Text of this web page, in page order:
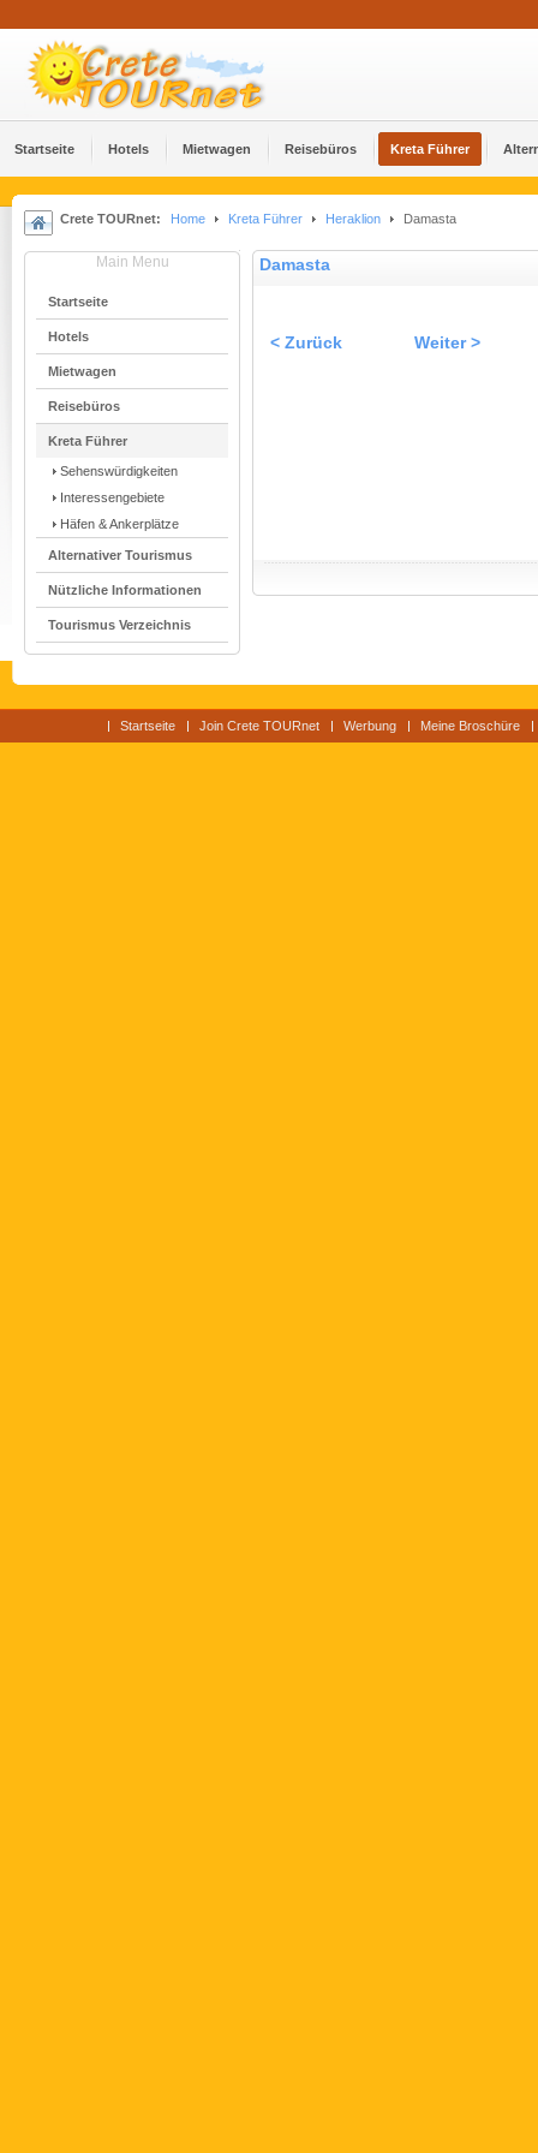
Startseite Hotels Mietwagen Reisebüros Kreta Führer
Crete TOURnet: Home Kreta Führer Heraklion Damasta
Main Menu
Startseite
Hotels
Mietwagen
Reisebüros
Kreta Führer
Sehenswürdigkeiten
Interessengebiete
Häfen & Ankerplätze
Alternativer Tourismus
Nützliche Informationen
Tourismus Verzeichnis
Damasta
< Zurück Weiter >
Startseite Join Crete TOURnet Werbung Meine Broschüre